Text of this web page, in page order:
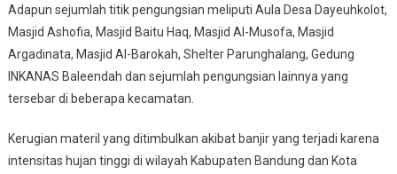
Adapun sejumlah titik pengungsian meliputi Aula Desa Dayeuhkolot,
Masjid Ashofia, Masjid Baitu Haq, Masjid Al-Musofa, Masjid
Argadinata, Masjid Al-Barokah, Shelter Parunghalang, Gedung
INKANAS Baleendah dan sejumlah pengungsian lainnya yang
tersebar di beberapa kecamatan.
Kerugian materil yang ditimbulkan akibat banjir yang terjadi karena
intensitas hujan tinggi di wilayah Kabupaten Bandung dan Kota